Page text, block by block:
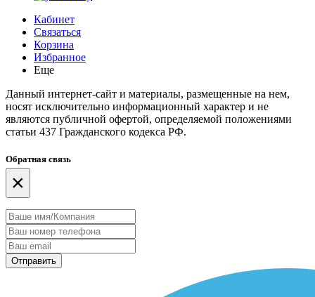
Кабинет
Связаться
Корзина
Избранное
Еще
Данный интернет-сайт и материалы, размещенные на нем,
носят исключительно информационный характер и не
являются публичной офертой, определяемой положениями
статьи 437 Гражданского кодекса РФ.
Обратная связь
×
Отправить